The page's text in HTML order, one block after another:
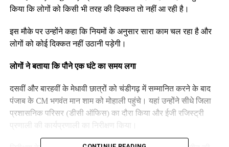
किया कि लोगों को किसी भी तरह की दिक्कत तो नहीं आ रही है।
इस मौके पर उन्होंने कहा कि नियमों के अनुसार सारा काम चल रहा है और
लोगों को कोई दिक्कत नहीं उठानी पड़ेगी।
लोगों ने बताया कि पौने एक घंटे का समय लगा
दसवीं और बारहवीं के मेधावी छात्रों को चंडीगढ़ में सम्मानित करने के बाद
पंजाब के CM भगवंत मान शाम को मोहाली पहुंचे। यहां उन्होंने सीधे जिला
प्रशासनिक परिसर (डीसी ऑफिस) का दौरा किया और ईजी रजिस्ट्री
प्रणाली की कार्यप्रणाली का निरीक्षण किया।